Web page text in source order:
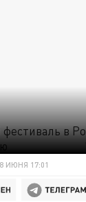
ИЮНЯ 17:01